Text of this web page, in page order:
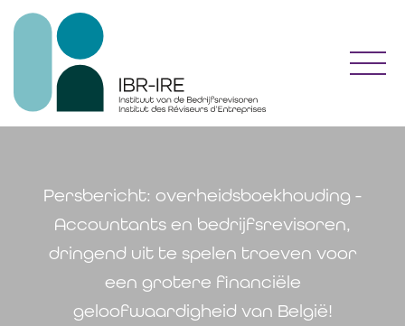
Persbericht: overheidsboekhouding -
Accountants en bedrijfsrevisoren,
dringend uit te spelen troeven voor
een grotere financiële
geloofwaardigheid van België!